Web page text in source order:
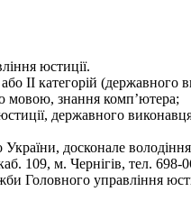
юстиції.
II категорій
мовою, знання комп’ютера;
державного
України, досконале
109, м. Чернігів, тел.
Головного управління